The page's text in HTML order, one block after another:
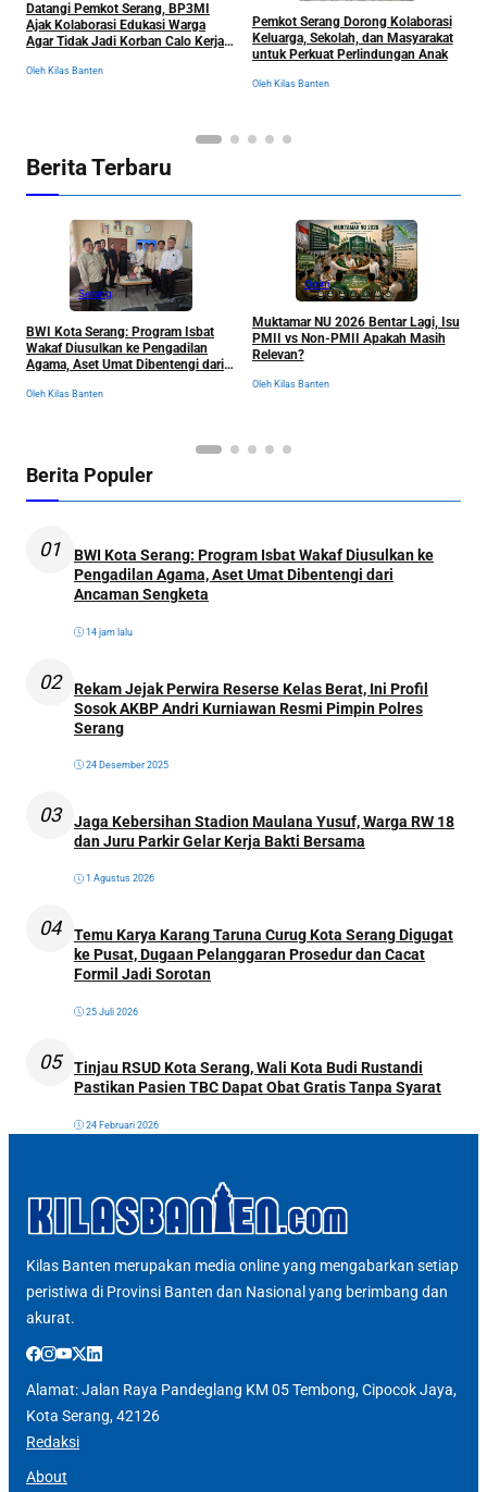
Datangi Pemkot Serang, BP3MI
Ajak Kolaborasi Edukasi Warga
Agar Tidak Jadi Korban Calo Kerja
Oleh Kilas Banten
Pemkot Serang Dorong Kolaborasi
Keluarga, Sekolah, dan Masyarakat
untuk Perkuat Perlindungan Anak
Oleh Kilas Banten
Berita Terbaru
Serang
BWI Kota Serang: Program Isbat
Wakaf Diusulkan ke Pengadilan
Agama, Aset Umat Dibentengi dari
Oleh Kilas Banten
Opini
Muktamar NU 2026 Bentar Lagi, Isu
PMII vs Non-PMII Apakah Masih
Relevan?
Oleh Kilas Banten
Berita Populer
01
BWI Kota Serang: Program Isbat Wakaf Diusulkan ke
Pengadilan Agama, Aset Umat Dibentengi dari
Ancaman Sengketa
14 jam lalu
02
Rekam Jejak Perwira Reserse Kelas Berat, Ini Profil
Sosok AKBP Andri Kurniawan Resmi Pimpin Polres
Serang
24 Desember 2025
03
Jaga Kebersihan Stadion Maulana Yusuf, Warga RW 18
dan Juru Parkir Gelar Kerja Bakti Bersama
1 Agustus 2026
04
Temu Karya Karang Taruna Curug Kota Serang Digugat
ke Pusat, Dugaan Pelanggaran Prosedur dan Cacat
Formil Jadi Sorotan
25 Juli 2026
05
Tinjau RSUD Kota Serang, Wali Kota Budi Rustandi
Pastikan Pasien TBC Dapat Obat Gratis Tanpa Syarat
24 Februari 2026
Kilas Banten merupakan media online yang mengabarkan setiap
peristiwa di Provinsi Banten dan Nasional yang berimbang dan
akurat.
Alamat: Jalan Raya Pandeglang KM 05 Tembong, Cipocok Jaya,
Kota Serang, 42126
Redaksi
About